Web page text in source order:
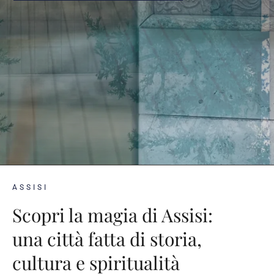
ASSISI
Scopri la magia di Assisi:
una città fatta di storia,
cultura e spiritualità